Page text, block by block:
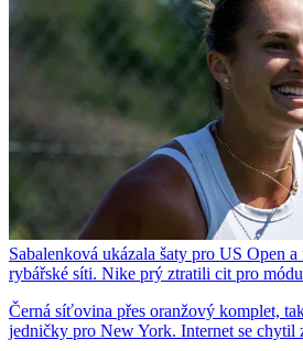
Sabalenková ukázala šaty pro US Open
rybářské síti. Nike prý ztratili cit pro módu
Černá síťovina přes oranžový komplet,
jedničky pro New York. Internet se chytil